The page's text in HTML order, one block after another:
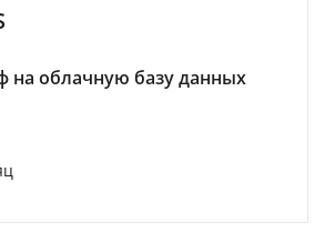
на облачную базу данных